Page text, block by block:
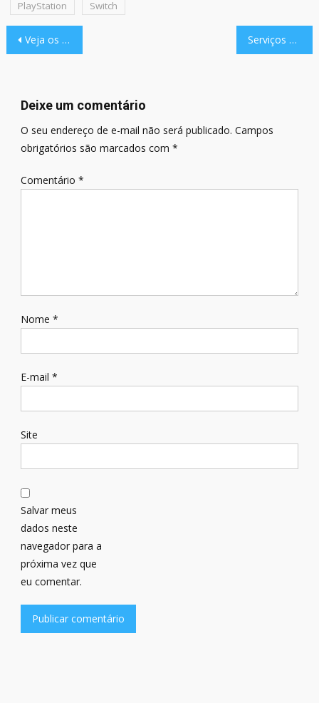
PlayStation Switch
Navegação
Post
Veja os games confirmados no Xbox Game Pass de fevereiro Serviços para o Nintendo Wii U e Nintendo 3DS encerram em abril
Deixe um comentário
O seu endereço de e-mail não será publicado. Campos
obrigatórios são marcados com *
Comentário *
Nome *
E-mail *
Site
Salvar meus
dados neste
navegador para a
próxima vez que
eu comentar.